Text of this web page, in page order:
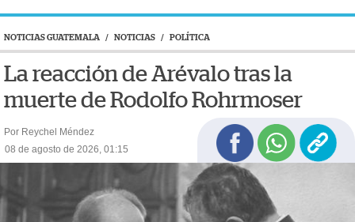
NOTICIAS GUATEMALA / NOTICIAS / POLÍTICA
La reacción de Arévalo tras la
muerte de Rodolfo Rohrmoser
Por Reychel Méndez
08 de agosto de 2026, 01:15